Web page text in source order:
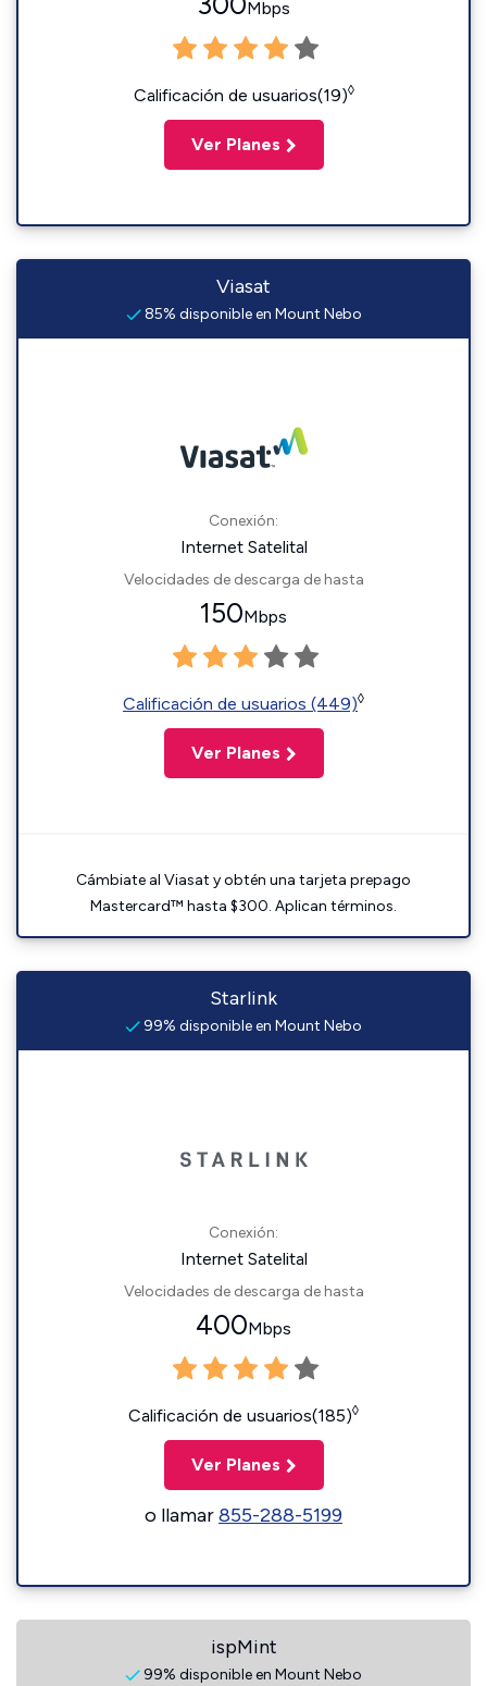
Mbps
Calificación de usuarios(19)◊
Ver Planes
Viasat
85% disponible en Mount Nebo
Conexión:
Internet Satelital
Velocidades de descarga de hasta
150Mbps
Calificación de usuarios (449)◊
Ver Planes
Cámbiate al Viasat y obtén una tarjeta prepago
Mastercard™ hasta $300. Aplican términos.
Starlink
99% disponible en Mount Nebo
Conexión:
Internet Satelital
Velocidades de descarga de hasta
400Mbps
Calificación de usuarios(185)◊
Ver Planes
o llamar855-288-5199
ispMint
99% disponible en Mount Nebo